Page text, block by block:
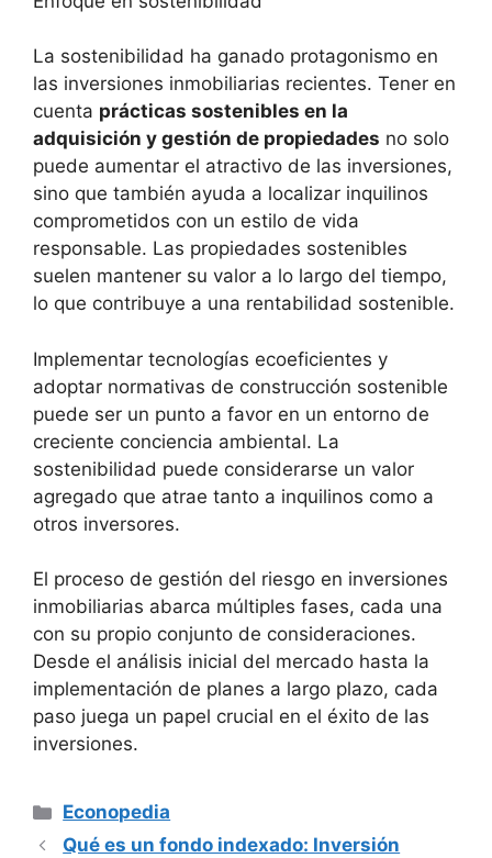
La‍ sostenibilidad ha ganado protagonismo en​
las inversiones inmobiliarias recientes. Tener en
cuenta⁢ prácticas sostenibles en la
adquisición y ⁢gestión de propiedades no solo
puede aumentar el atractivo de las inversiones,
sino⁢ que‍ también ayuda a localizar inquilinos
comprometidos con un estilo de vida
responsable. Las propiedades sostenibles
suelen mantener su valor‍ a‍ lo largo‍ del ‌tiempo,
lo ⁣que contribuye a una rentabilidad sostenible.
Implementar‍ tecnologías ecoeficientes y
adoptar⁣ normativas de construcción sostenible⁤
puede ‍ser un punto a favor⁢ en un entorno ⁣de‌
creciente conciencia⁢ ambiental. La
sostenibilidad puede considerarse ⁤un valor
agregado que atrae tanto a inquilinos como a
otros inversores.
El proceso de gestión del ⁢riesgo en inversiones‌
inmobiliarias abarca múltiples fases, cada una
con su propio conjunto de consideraciones.
⁤Desde‌ el análisis inicial del ⁤mercado hasta ⁢la
implementación de planes a largo plazo, cada⁣
paso⁢ juega un ‌papel ‍crucial en‌ el⁤ éxito de ⁢las
inversiones.
Categorías
Econopedia
Qué es un fondo indexado: Inversión